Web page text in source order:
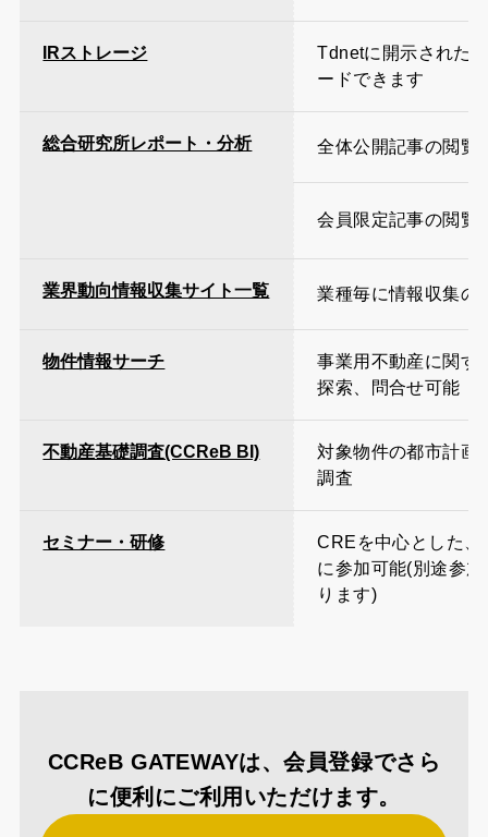
IRストレージ
Tdnetに開示された
ードできます
総合研究所レポート・分析 全体公開記事の閲覧
会員限定記事の閲覧
業界動向情報収集サイト一覧 業種毎に情報収集の
物件情報サーチ
事業用不動産に関す
探索、問合せ可能
不動産基礎調査(CCReB BI)
対象物件の都市計画
調査
セミナー・研修
CREを中心とした、
に参加可能(別途参
ります)
CCReB GATEWAYは、会員登録でさら
に便利にご利用いただけます。